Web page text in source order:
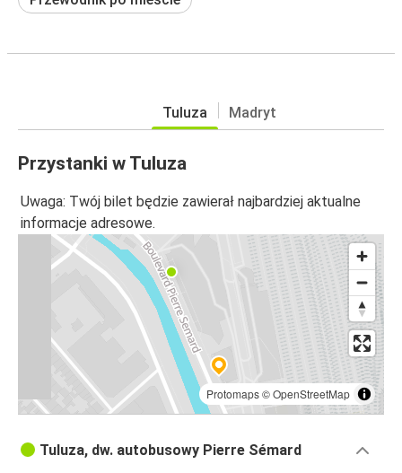
Tuluza Madryt
Przystanki w Tuluza
Uwaga: Twój bilet będzie zawierał najbardziej aktualne
informacje adresowe.
Protomaps©OpenStreetMap
Tuluza, dw. autobusowy Pierre Sémard